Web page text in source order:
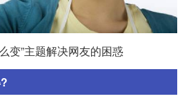
变”主题解决网友的困惑